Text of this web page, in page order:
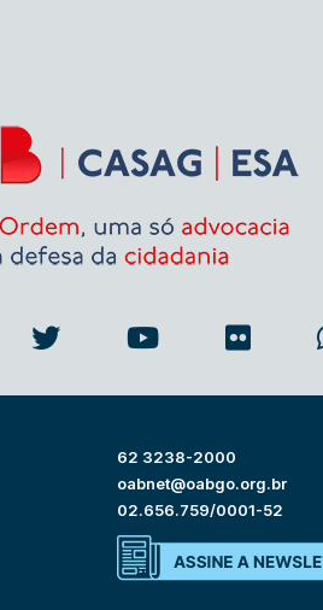
62 3238-2000
oabnet@oabgo.org.br
02.656.759/0001-52